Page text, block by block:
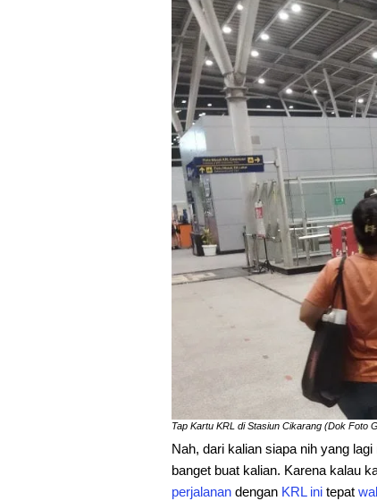
Tap Kartu KRL di Stasiun Cikarang (Dok Foto
Nah, dari kalian siapa nih yang
banget buat kalian. Karena kalau
perjalanan dengan KRL ini tepat